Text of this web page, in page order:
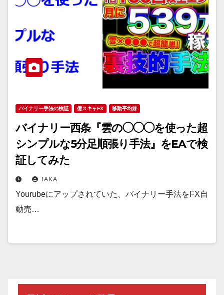
バイナリー手法の検証 億スキャFX 移動平均線
バイナリー西条『雲の◯◯◯を使った超
シンプルな5分足順張り手法』をEAで検
証してみた
TAKA
Yourubeにアップされていた、バイナリー手法をFX自
動売…